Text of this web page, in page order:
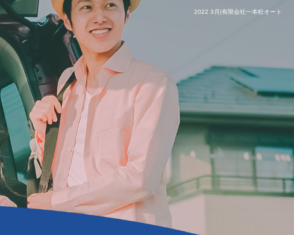
2022 3月|有限会社一本松オート